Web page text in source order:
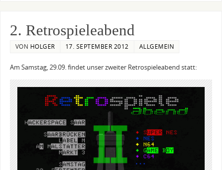
2. Retrospieleabend
VON HOLGER 17. SEPTEMBER 2012 ALLGEMEIN
Am Samstag, 29.09. findet unser zweiter Retrospieleabend statt: